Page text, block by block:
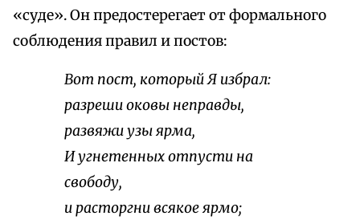
«суде». Он предостерегает от формального
соблюдения правил и постов:
Вот пост, который Я избрал:
разреши оковы неправды,
развяжи узы ярма,
И угнетенных отпусти на
свободу,
и расторгни всякое ярмо;